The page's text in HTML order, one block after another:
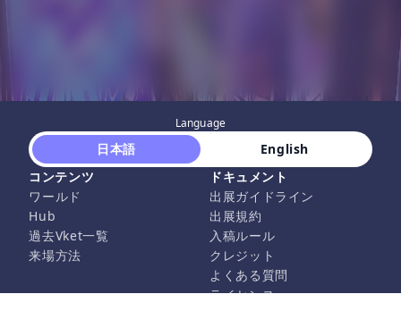
Language
日本語
English
コンテンツ
ワールド
Hub
過去Vket一覧
来場方法
ドキュメント
出展ガイドライン
出展規約
入稿ルール
クレジット
よくある質問
ライセンス